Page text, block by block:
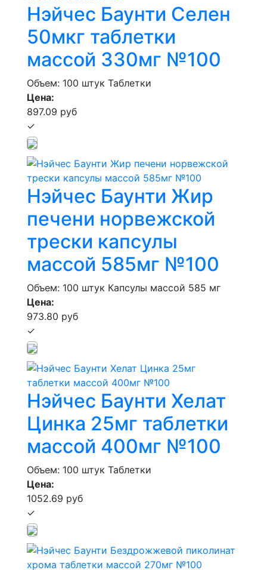
Нэйчес Баунти Селен
50мкг таблетки
массой 330мг №100
Объем: 100 штук Таблетки
Цена:
897.09 руб
✓
Нэйчес Баунти Жир
печени норвежской
трески капсулы
массой 585мг №100
Объем: 100 штук Капсулы массой 585 мг
Цена:
973.80 руб
✓
Нэйчес Баунти Хелат
Цинка 25мг таблетки
массой 400мг №100
Объем: 100 штук Таблетки
Цена:
1052.69 руб
✓